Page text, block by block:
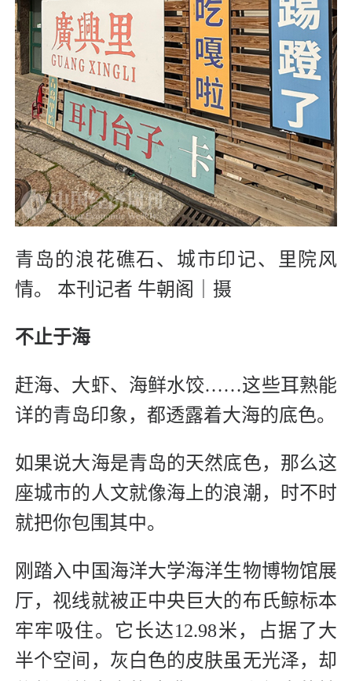
青岛的浪花礁石、城市印记、里院风
情。 本刊记者 牛朝阁｜摄
不止于海
赶海、大虾、海鲜水饺……这些耳熟能
详的青岛印象，都透露着大海的底色。
如果说大海是青岛的天然底色，那么这
座城市的人文就像海上的浪潮，时不时
就把你包围其中。
刚踏入中国海洋大学海洋生物博物馆展
厅，视线就被正中央巨大的布氏鲸标本
牢牢吸住。它长达12.98米，占据了大
半个空间，灰白色的皮肤虽无光泽，却